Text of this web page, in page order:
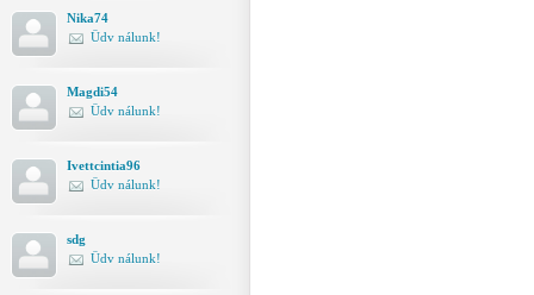
Nika74
Üdv nálunk!
Magdi54
Üdv nálunk!
Ivettcintia96
Üdv nálunk!
sdg
Üdv nálunk!